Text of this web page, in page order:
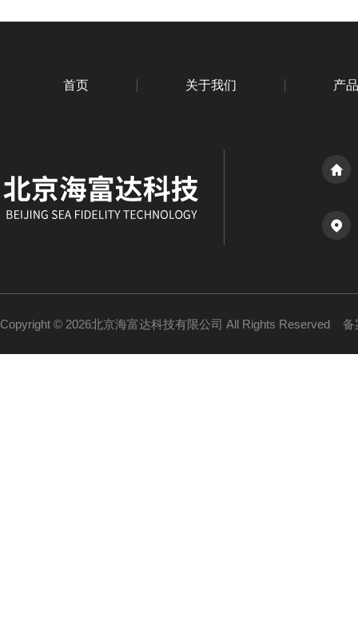
首页 关于我们 产
Copyright © 2026北京海富达科技有限公司 All Rights Reserved 备